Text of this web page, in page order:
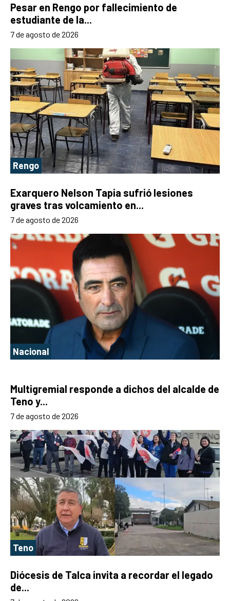
Pesar en Rengo por fallecimiento de
estudiante de la...
7 de agosto de 2026
Rengo
Exarquero Nelson Tapia sufrió lesiones
graves tras volcamiento en...
7 de agosto de 2026
Nacional
Multigremial responde a dichos del alcalde de
Teno y...
7 de agosto de 2026
Teno
Diócesis de Talca invita a recordar el legado
de...